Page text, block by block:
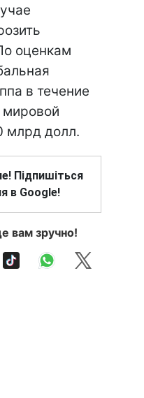
оценкам
в течение
мировой
млрд долл.
Підпишіться
в Google!
вам зручно!